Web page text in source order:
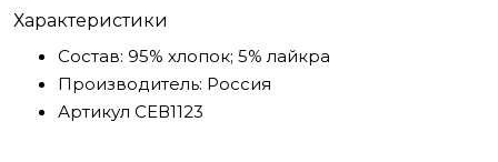
Характеристики
Состав: 95% хлопок; 5% лайкра
Производитель: Россия
Артикул СЕВ1123